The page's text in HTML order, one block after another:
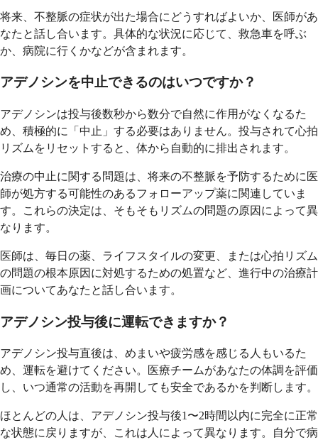
将来、不整脈の症状が出た場合にどうすればよいか、医師があ
なたと話し合います。具体的な状況に応じて、救急車を呼ぶ
か、病院に行くかなどが含まれます。
アデノシンを中止できるのはいつですか？
アデノシンは投与後数秒から数分で自然に作用がなくなるた
め、積極的に「中止」する必要はありません。投与されて心拍
リズムをリセットすると、体から自動的に排出されます。
治療の中止に関する問題は、将来の不整脈を予防するために医
師が処方する可能性のあるフォローアップ薬に関連していま
す。これらの決定は、そもそもリズムの問題の原因によって異
なります。
医師は、毎日の薬、ライフスタイルの変更、または心拍リズム
の問題の根本原因に対処するための処置など、進行中の治療計
画についてあなたと話し合います。
アデノシン投与後に運転できますか？
アデノシン投与直後は、めまいや疲労感を感じる人もいるた
め、運転を避けてください。医療チームがあなたの体調を評価
し、いつ通常の活動を再開しても安全であるかを判断します。
ほとんどの人は、アデノシン投与後1〜2時間以内に完全に正常
な状態に戻りますが、これは人によって異なります。自分で病